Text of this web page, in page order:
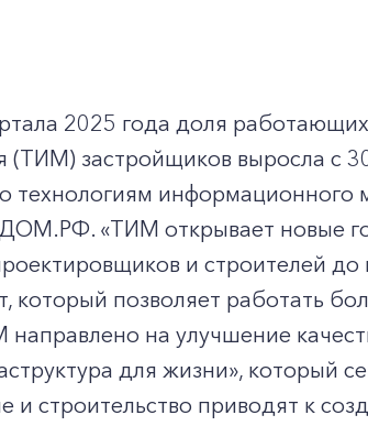
2025 года доля
(ТИМ) застройщиков выросла с
технологиям
«ТИМ открывает новые
и строителей
который позволяет работать
на улучшение
для жизни», который
и строительство приводят к